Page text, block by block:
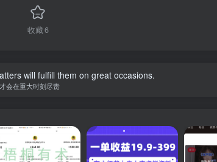
收藏6
will fulfill them on great occasions.
会在重大时刻尽责